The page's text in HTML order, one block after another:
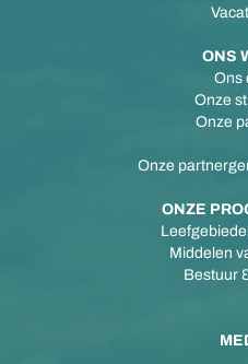
ONS
Ons
Onze
Onze
Onze
ONZE
Middelen
Bestuur